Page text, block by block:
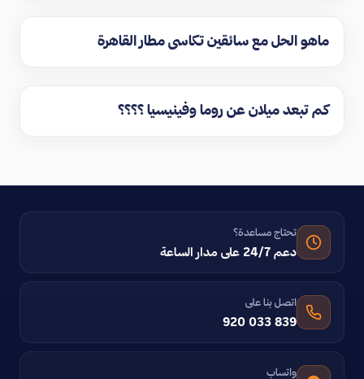
ماهو الحل مع سائقين تكاسي مطار القاهرة
كم تبعد ميلان عن روما وفينيسيا ؟؟؟؟
تحتاج مساعدة؟
دعم 24/7 على مدار الساعة
اتصل بنا على
920 033 839
واتساب